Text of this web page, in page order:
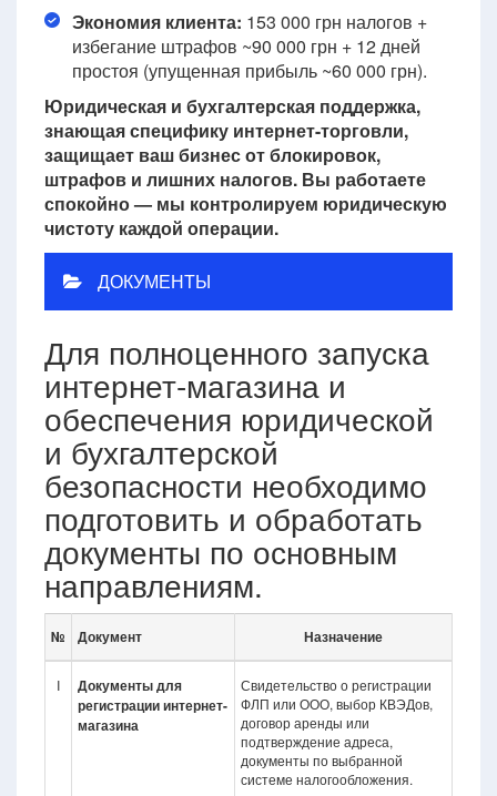
Экономия клиента: 153 000 грн налогов +
избегание штрафов ~90 000 грн + 12 дней
простоя (упущенная прибыль ~60 000 грн).
Юридическая и бухгалтерская поддержка,
знающая специфику интернет-торговли,
защищает ваш бизнес от блокировок,
штрафов и лишних налогов. Вы работаете
спокойно — мы контролируем юридическую
чистоту каждой операции.
ДОКУМЕНТЫ
Для полноценного запуска
интернет-магазина и
обеспечения юридической
и бухгалтерской
безопасности необходимо
подготовить и обработать
документы по основным
направлениям.
№ Документ Назначение
I
Документы для
регистрации интернет-
магазина
Свидетельство о регистрации
ФЛП или ООО, выбор КВЭДов,
договор аренды или
подтверждение адреса,
документы по выбранной
системе налогообложения.